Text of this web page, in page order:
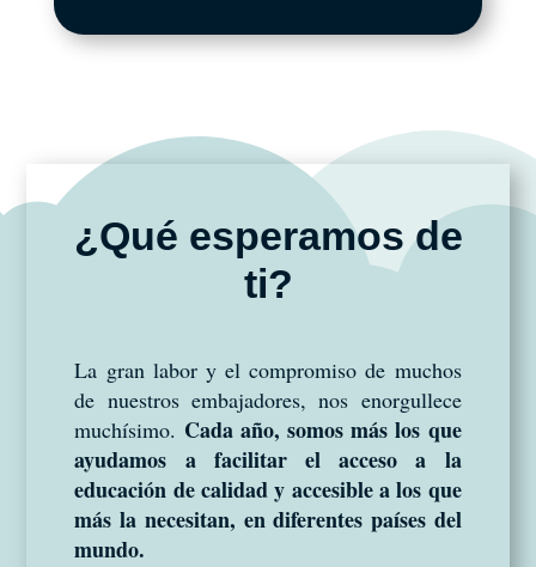
¿Qué esperamos de
ti?
La gran labor y el compromiso de muchos
de nuestros embajadores, nos enorgullece
muchísimo. Cada año, somos más los que
ayudamos a facilitar el acceso a la
educación de calidad y accesible a los que
más la necesitan, en diferentes países del
mundo.